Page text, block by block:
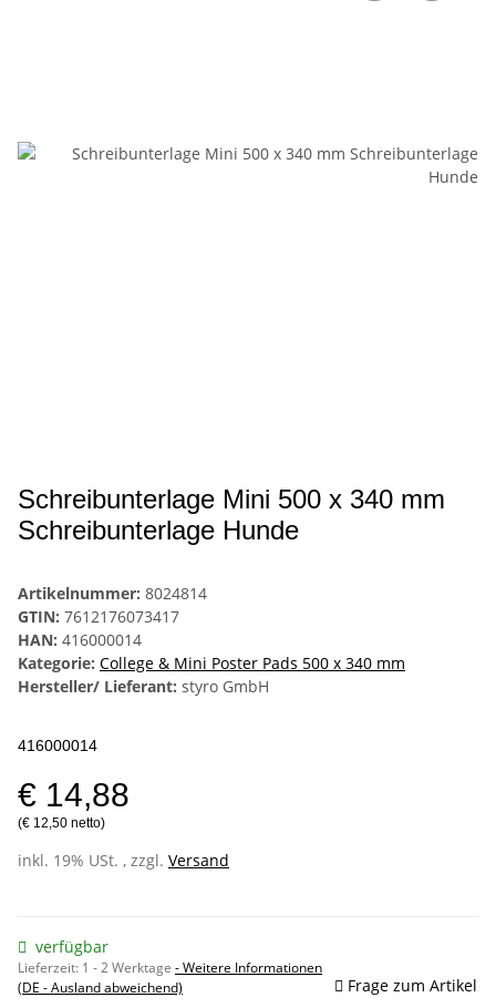
Schreibunterlage Mini 500 x 340 mm
Schreibunterlage Hunde
Artikelnummer: 8024814
GTIN: 7612176073417
HAN: 416000014
Kategorie: College & Mini Poster Pads 500 x 340 mm
Hersteller/ Lieferant: styro GmbH
416000014
€ 14,88
(€ 12,50 netto)
inkl. 19% USt. , zzgl. Versand
verfügbar
Lieferzeit: 1 - 2 Werktage - Weitere Informationen
(DE - Ausland abweichend)
Frage zum Artikel